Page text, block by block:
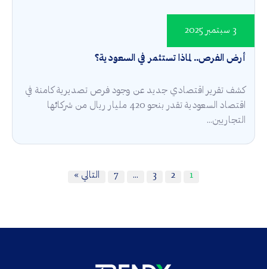
أرض الفرص.. لماذا تستثمر في السعودية؟
3 سبتمبر 2025
كشف تقرير اقتصادي جديد عن وجود فرص تصديرية كامنة في
اقتصاد السعودية تقدر بنحو 420 مليار ريال من شركائها
التجاريين...
1
2
3
…
7 التالي »